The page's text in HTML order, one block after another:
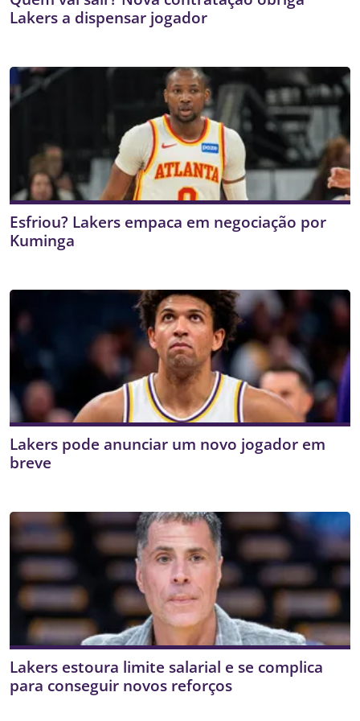
Lakers a dispensar jogador
Esfriou? Lakers empaca em negociação por
Kuminga
Lakers pode anunciar um novo jogador em
breve
Lakers estoura limite salarial e se complica
para conseguir novos reforços